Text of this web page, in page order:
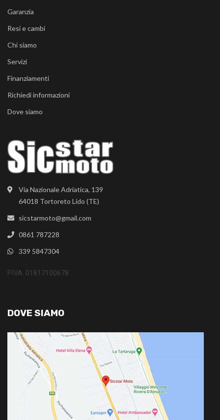
Via Nazionale Adriatica, 139
64018 Tortoreto Lido (TE)
sicstarmoto@gmail.com
0861 787228
339 5847304
P.IVA: 01817100678
Garanzia
Resi e cambi
Chi siamo
Servizi
Finanziamenti
Richiedi informazioni
Dove siamo
DOVE SIAMO